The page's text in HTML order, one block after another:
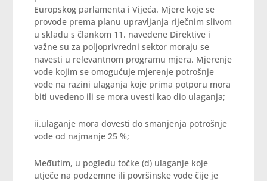
Europskog parlamenta i Vijeća. Mjere koje se
provode prema planu upravljanja riječnim slivom
u skladu s člankom 11. navedene Direktive i
važne su za poljoprivredni sektor moraju se
navesti u relevantnom programu mjera. Mjerenje
vode kojim se omogućuje mjerenje potrošnje
vode na razini ulaganja koje prima potporu mora
biti uvedeno ili se mora uvesti kao dio ulaganja;
ii.ulaganje mora dovesti do smanjenja potrošnje
vode od najmanje 25 %;
Međutim, u pogledu točke (d) ulaganje koje
utječe na podzemne ili površinske vode čije je